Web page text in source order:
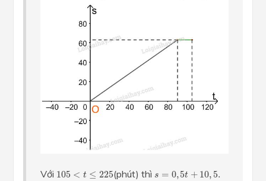
Với 105 < t ≤ 225
105 < t≤ 225 (phút) thì s = 0,5t + 10, 5.
s ,5 t+10 ,5.